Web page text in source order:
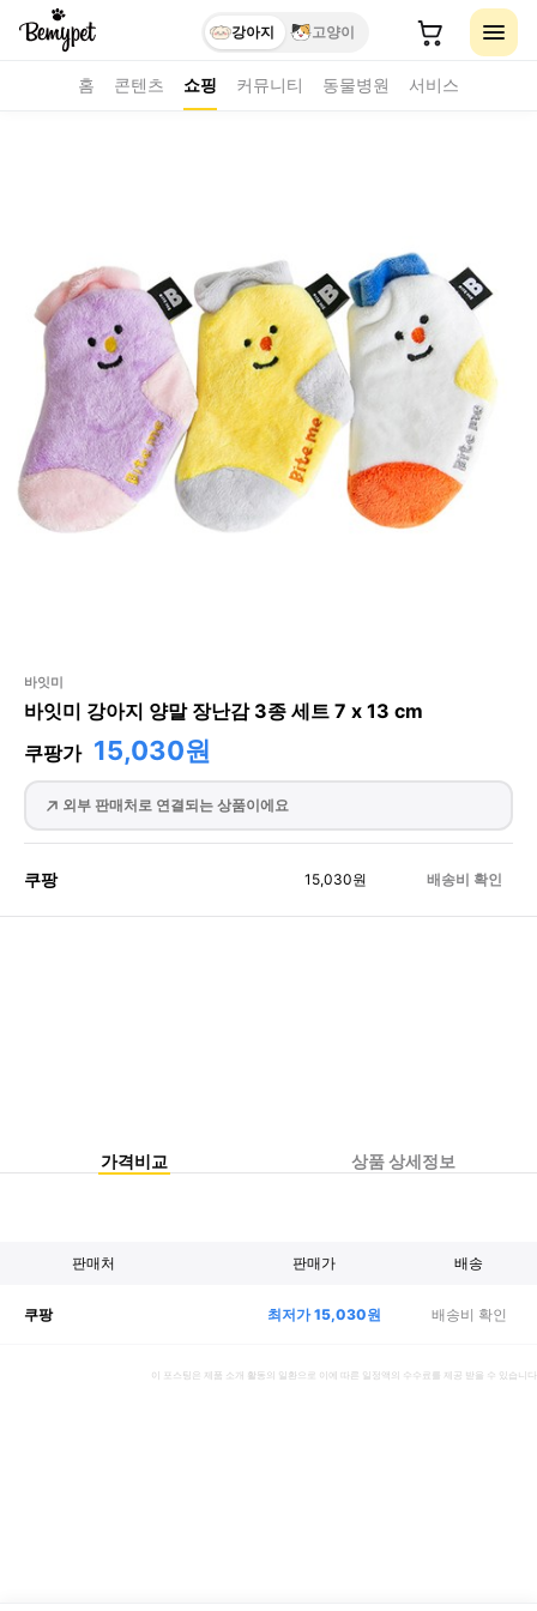
강아지 고양이
홈 콘텐츠 쇼핑 커뮤니티 동물병원 서비스
바잇미
바잇미 강아지 양말 장난감 3종 세트 7 x 13 cm
쿠팡가 15,030원
외부 판매처로 연결되는 상품이에요
쿠팡 15,030원 배송비 확인
가격비교 상품 상세정보
판매처 판매가 배송
쿠팡 최저가15,030원 배송비 확인
이 포스팅은 제품 소개 활동의 일환으로 이에 따른 일정액의 수수료를 제공 받을 수 있습니다